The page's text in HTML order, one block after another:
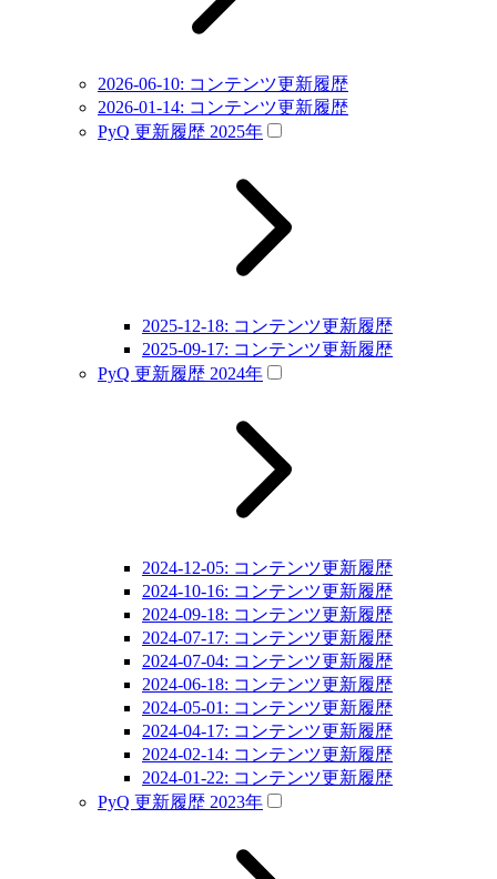
2026-06-10: コンテンツ更新履歴
2026-01-14: コンテンツ更新履歴
PyQ 更新履歴 2025年
2025-12-18: コンテンツ更新履歴
2025-09-17: コンテンツ更新履歴
PyQ 更新履歴 2024年
2024-12-05: コンテンツ更新履歴
2024-10-16: コンテンツ更新履歴
2024-09-18: コンテンツ更新履歴
2024-07-17: コンテンツ更新履歴
2024-07-04: コンテンツ更新履歴
2024-06-18: コンテンツ更新履歴
2024-05-01: コンテンツ更新履歴
2024-04-17: コンテンツ更新履歴
2024-02-14: コンテンツ更新履歴
2024-01-22: コンテンツ更新履歴
PyQ 更新履歴 2023年